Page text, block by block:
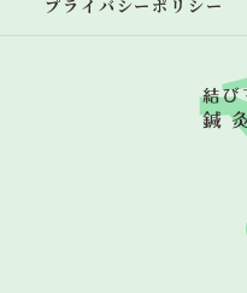
プライバシーポリシー